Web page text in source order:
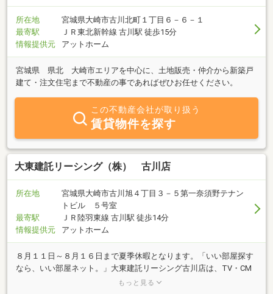
所在地
宮城県大崎市古川北町１丁目６－６－１
最寄駅
ＪＲ東北新幹線 古川駅 徒歩15分
情報提供元
アットホーム
宮城県 県北 大崎市エリアを中心に、土地販売・仲介から新築戸
建て・注文住宅まで不動産の事であればぜひお任せください。
この不動産会社が取り扱う
賃貸物件を探す
大東建託リーシング（株） 古川店
所在地
宮城県大崎市古川旭４丁目３－５第一奈須野テナン
トビル ５号室
最寄駅
ＪＲ陸羽東線 古川駅 徒歩14分
情報提供元
アットホーム
８月１１日～８月１６日まで夏季休暇となります。「いい部屋探す
なら、いい部屋ネット。」大東建託リーシング古川店は、TV・CM
でおなじみの大東建託グループ直営の不動産会社です。大崎市で賃
もっと見る